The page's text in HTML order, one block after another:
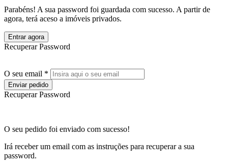
Parabéns! A sua password foi guardada com sucesso. A partir de
agora, terá aceso a imóveis privados.
Entrar agora
Recuperar Password
O seu email *
Enviar pedido
Recuperar Password
O seu pedido foi enviado com sucesso!
Irá receber um email com as instruções para recuperar a sua
password.